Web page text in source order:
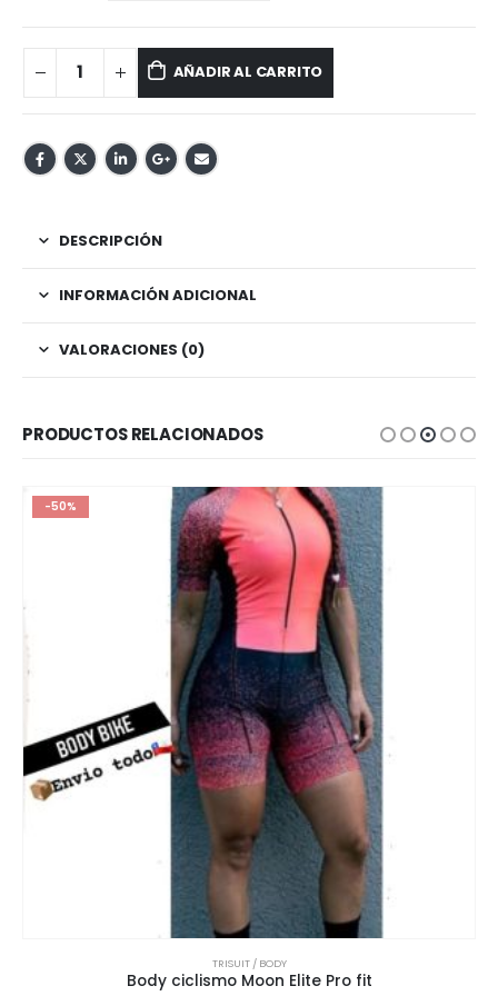
AÑADIR AL CARRITO
DESCRIPCIÓN
INFORMACIÓN ADICIONAL
VALORACIONES (0)
PRODUCTOS RELACIONADOS
-50%
TRISUIT / BODY
Body ciclismo Moon Elite Pro fit